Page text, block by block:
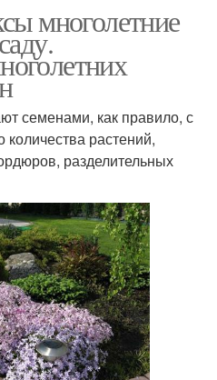
многолетние
семенами, как правило, с
растений,
разделительных